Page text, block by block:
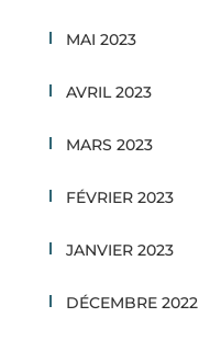
MAI 2023
AVRIL 2023
MARS 2023
FÉVRIER 2023
JANVIER 2023
DÉCEMBRE 2022